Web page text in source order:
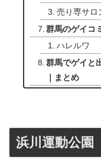
売り専サロ
群馬のゲイコ
ハレルワ
群馬でゲイと
｜まとめ
浜川運動公園